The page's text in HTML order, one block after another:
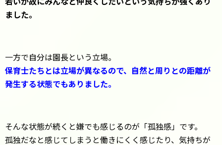
ました。
一方で自分は園長という立場。
保育士たちとは立場が異なるので、自然と周りとの距離が
発生する状態でもありました。
そんな状態が続くと嫌でも感じるのが「孤独感」です。
孤独だなと感じてしまうと働きにくく感じたり、気持ちが